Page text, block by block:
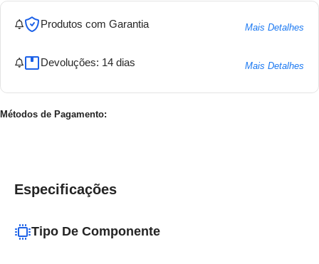
Produtos com Garantia Mais Detalhes
Devoluções: 14 dias Mais Detalhes
Métodos de Pagamento:
Especificações
Tipo De Componente